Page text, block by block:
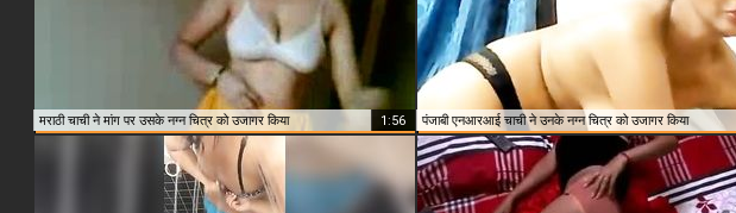
मराठी चाची ने मांग पर उसके नग्न चित्र को उजागर किया 1:56 पंजाबी एनआरआई चाची ने उनके नग्न चित्र को उजागर किया